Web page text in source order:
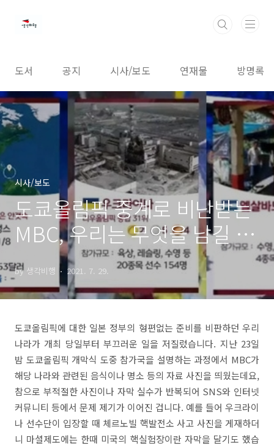
도서 공지 시사/보도 연재물 방명록
시사/보도
도쿄올림픽 중계로 비난받는
MBC, 우리는 무엇을 남길 것
인가?
by 생각비행 2021. 7. 29.
도쿄올림픽에 대한 일본 정부의 형편없는 준비를 비판하던 우리
나라가 개최 당일부터 부끄러운 일을 저질렀습니다. 지난 23일
밤 도쿄올림픽 개막식 도중 참가국을 설명하는 과정에서 MBC가
해당 나라와 관련된 음식이나 명소 등의 자료 사진을 띄웠는데요,
참으로 부적절한 사진이나 자막 실수가 반복되어 SNS와 인터넷
커뮤니티 등에서 문제 제기가 이어진 겁니다. 예를 들어 우크라이
나 선수단이 입장할 때 체르노빌 핵발전소 사고 사진을 게재하더
니 마셜제도에는 한때 미국의 핵실험장이란 자막을 달기도 했습